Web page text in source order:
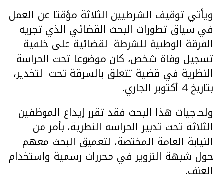
ويأتي توقيف الشرطيين الثلاثة مؤقتا عن العمل
في سياق تطورات البحث القضائي الذي تجريه
الفرقة الوطنية للشرطة القضائية على خلفية
تسجيل وفاة شخص، كان موضوعا تحت الحراسة
النظرية في قضية تتعلق بالسرقة تحت التخدير،
بتاريخ 4 أكتوبر الجاري.
ولحاجيات هذا البحث فقد تقرر إيداع الموظفين
الثلاثة تحت تدبير الحراسة النظرية، بأمر من
النيابة العامة المختصة، لتعميق البحث معهم
حول شبهة التزوير في محررات رسمية واستخدام
العنف.